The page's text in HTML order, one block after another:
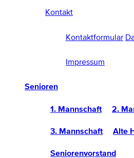
Kontakt
Kontaktformular
Impressum
Senioren
1. Mannschaft 2.
3. Mannschaft Alte
Seniorenvorstand